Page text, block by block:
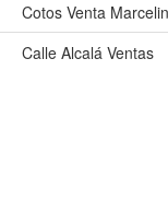
Cotos Venta
Calle Alcalá Ventas